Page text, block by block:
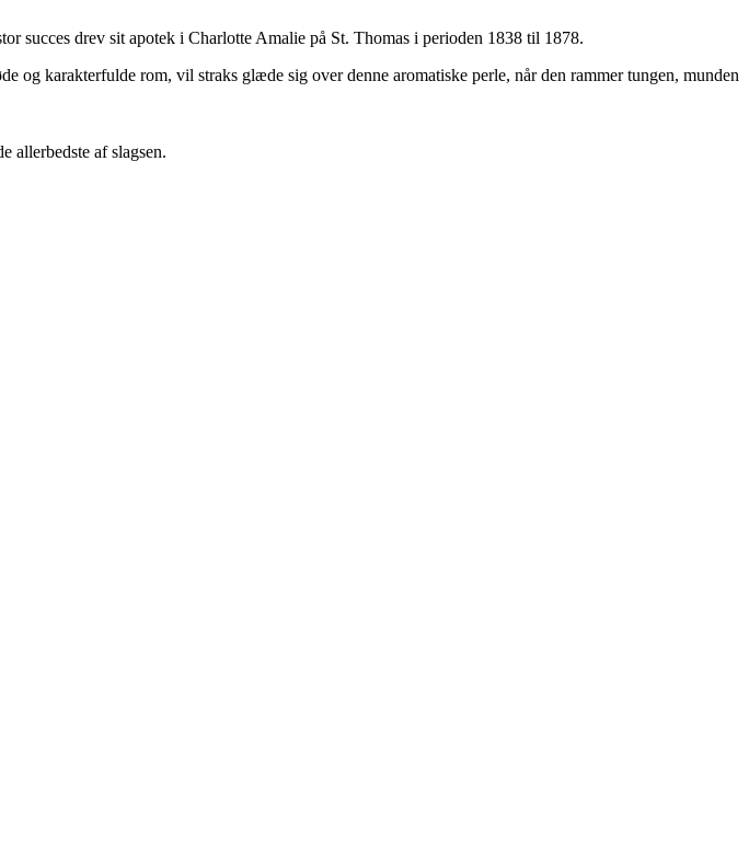
succes drev sit apotek i Charlotte Amalie på St. Thomas i perioden 1838 til 1878.
og karakterfulde rom, vil straks glæde sig over denne aromatiske perle, når den rammer tungen, munden
allerbedste af slagsen.